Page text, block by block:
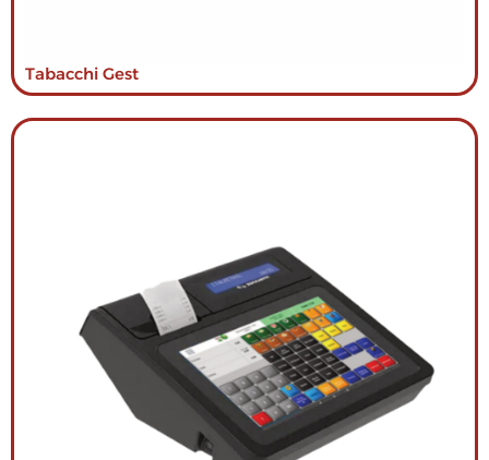
Tabacchi Gest